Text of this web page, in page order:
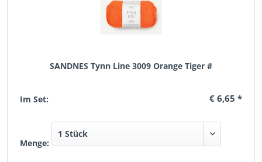
SANDNES Tynn Line 3009 Orange Tiger #
Im Set: € 6,65 *
Menge: